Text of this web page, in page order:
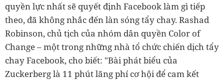
quyền lực nhất sẽ quyết định Facebook làm gì tiếp
theo, đã không nhắc đến làn sóng tẩy chay. Rashad
Robinson, chủ tịch của nhóm dân quyền Color of
Change – một trong những nhà tổ chức chiến dịch tẩy
chay Facebook, cho biết: "Bài phát biểu của
Zuckerberg là 11 phút lãng phí cơ hội để cam kết